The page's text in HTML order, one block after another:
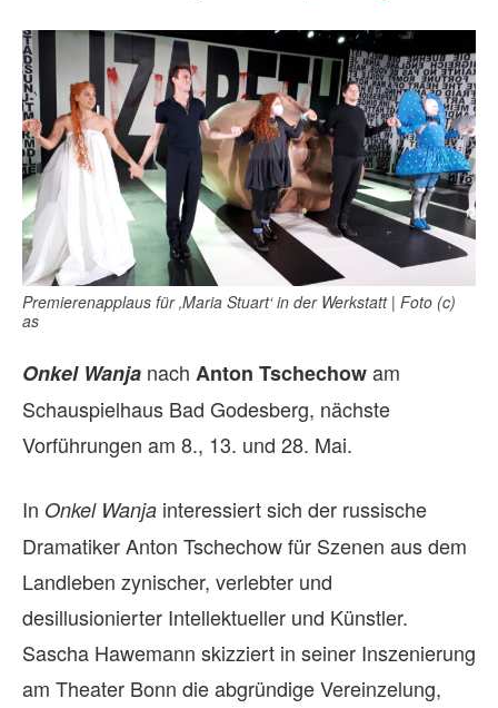
Premierenapplaus für ‚Maria Stuart‘ in der Werkstatt | Foto (c)
as
Onkel Wanja nach Anton Tschechowam
Schauspielhaus Bad Godesberg, nächste
Vorführungen am 8., 13. und 28. Mai.
In Onkel Wanja interessiert sich der russische
Dramatiker Anton Tschechow für Szenen aus dem
Landleben zynischer, verlebter und
desillusionierter Intellektueller und Künstler.
Sascha Hawemann skizziert in seiner Inszenierung
am Theater Bonn die abgründige Vereinzelung,